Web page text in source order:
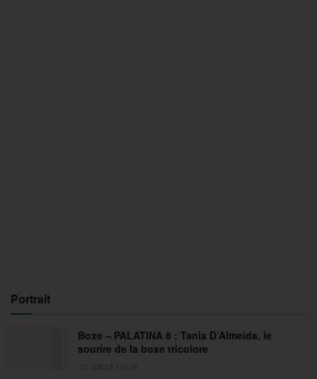
Portrait
Boxe – PALATINA 8 : Tania D’Almeida, le
sourire de la boxe tricolore